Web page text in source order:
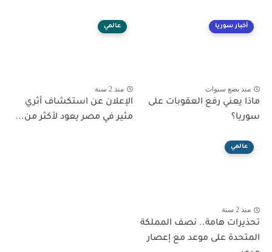
أخبار سوريا
منذ بضع سنوات
ماذا يعني رفع العقوبات على
سوريا؟
عالمي
منذ 2 سنة
الإعلان عن استكشاف أثري
مثير في مصر يعود لأكثر من...
عالمي
منذ 2 سنة
تحذيرات هامة.. نصف المملكة
المتحدة على موعد مع إعصار